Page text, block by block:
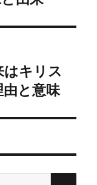
キリス
と意味